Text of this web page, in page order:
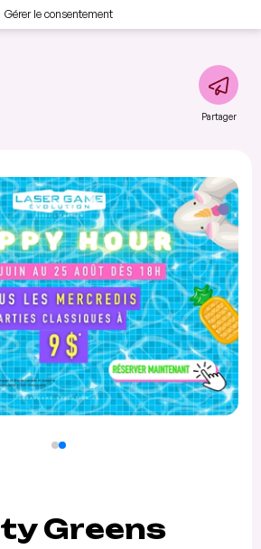
Gérer le consentement
Partager
Greens